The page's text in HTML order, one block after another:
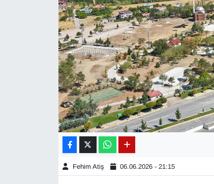
Fehim Atiş 06.06.2026 - 21:15
EĞİTİM
EKONOMİ
Eleman
En çok konuşulanlar
GENEL